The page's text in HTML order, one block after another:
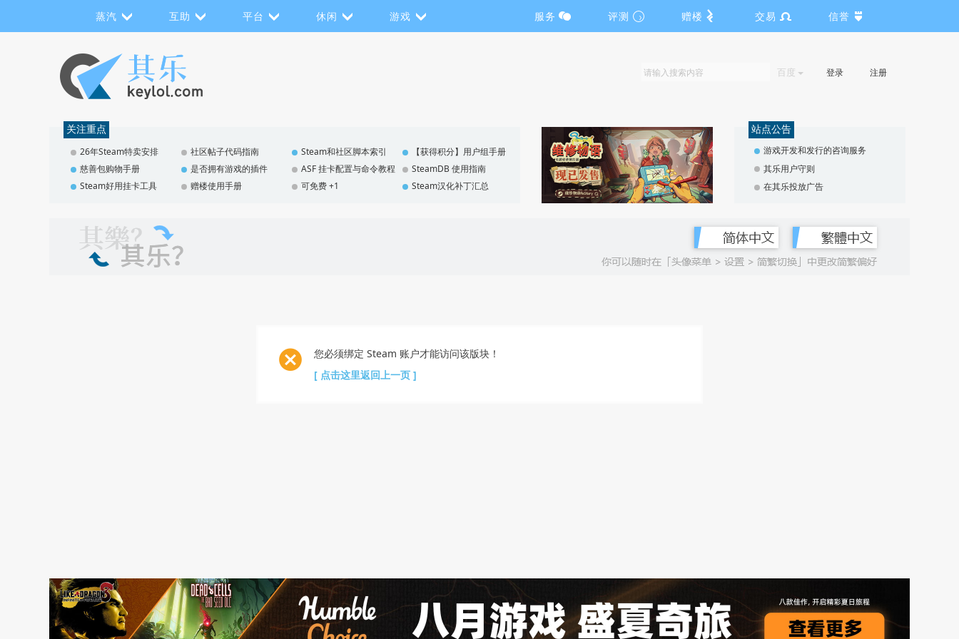
蒸汽 互助 平台 休闲 游戏 服务 评测 赠楼 交易 信誉
百度 登录 注册
关注重点
26年Steam特卖安排 社区帖子代码指南 Steam和社区脚本索引
【获得积分】用户组手册
慈善包购物手册
是否拥有游戏的插件 ASF 挂卡配置与命令教程
SteamDB 使用指南
Steam好用挂卡工具
赠楼使用手册 可免费 +1 Steam汉化补丁汇总
站点公告
游戏开发和发行的咨询服务
其乐用户守则
在其乐投放广告
您必须绑定 Steam 账户才能访问该版块！
[ 点击这里返回上一页 ]